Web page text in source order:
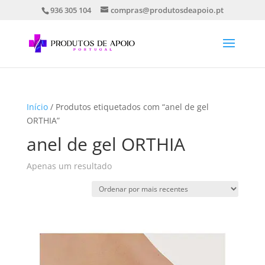
936 305 104 compras@produtosdeapoio.pt
Início/ Produtos etiquetados com “anel de gel
ORTHIA”
anel de gel ORTHIA
Apenas um resultado